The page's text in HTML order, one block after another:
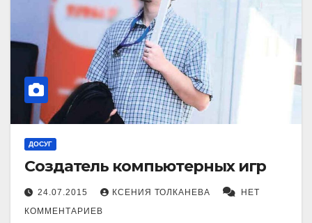
ДОСУГ
Создатель компьютерных игр
24.07.2015 КСЕНИЯ ТОЛКАНЕВА
НЕТ
КОММЕНТАРИЕВ